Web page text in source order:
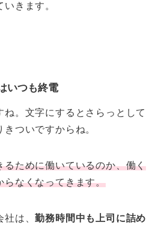
きます。
いつも終電
ね。文字にするとさらっとして
ついですからね。
るために働いているのか、働く
らなくなってきます。
社は、勤務時間中も上司に詰め